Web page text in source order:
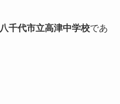
八千代市立高津中学校であ